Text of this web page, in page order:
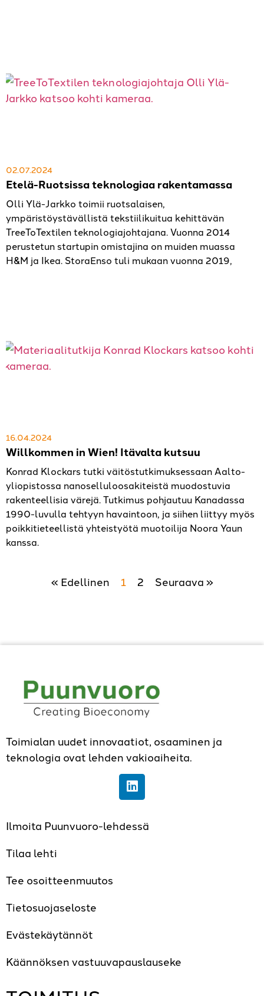
Etelä-Ruotsissa teknologiaa rakentamassa
02.07.2024
Olli Ylä-Jarkko toimii ruotsalaisen,
ympäristöystävällistä tekstiilikuitua kehittävän
TreeToTextilen teknologiajohtajana. Vuonna 2014
perustetun startupin omistajina on muiden muassa
H&M ja Ikea. StoraEnso tuli mukaan vuonna 2019,
Willkommen in Wien! Itävalta kutsuu
16.04.2024
Konrad Klockars tutki väitöstutkimuksessaan Aalto-
yliopistossa nanoselluloosakiteistä muodostuvia
rakenteellisia värejä. Tutkimus pohjautuu Kanadassa
1990-luvulla tehtyyn havaintoon, ja siihen liittyy myös
poikkitieteellistä yhteistyötä muotoilija Noora Yaun
kanssa.
« Edellinen 1 2 Seuraava »
Toimialan uudet innovaatiot, osaaminen ja
teknologia ovat lehden vakioaiheita.
Ilmoita Puunvuoro-lehdessä
Tilaa lehti
Tee osoitteenmuutos
Tietosuojaseloste
Evästekäytännöt
Käännöksen vastuuvapauslauseke